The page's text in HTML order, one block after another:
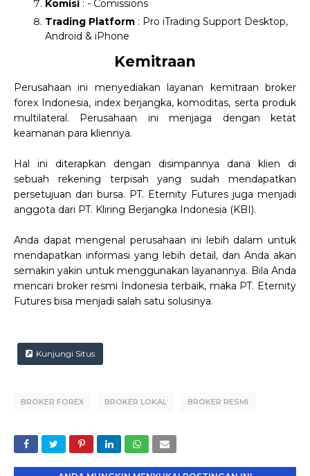
Komisi : - Comissions
Trading Platform : Pro iTrading Support Desktop,
Android & iPhone
Kemitraan
Perusahaan ini menyediakan layanan kemitraan broker
forex Indonesia, index berjangka, komoditas, serta produk
multilateral. Perusahaan ini menjaga dengan ketat
keamanan para kliennya.
Hal ini diterapkan dengan disimpannya dana klien di
sebuah rekening terpisah yang sudah mendapatkan
persetujuan dari bursa. PT. Eternity Futures juga menjadi
anggota dari PT. Kliring Berjangka Indonesia (KBI).
Anda dapat mengenal perusahaan ini lebih dalam untuk
mendapatkan informasi yang lebih detail, dan Anda akan
semakin yakin untuk menggunakan layanannya. Bila Anda
mencari broker resmi Indonesia terbaik, maka PT. Eternity
Futures bisa menjadi salah satu solusinya.
Kunjungi Situs
BROKER FOREX BROKER LOKAL BROKER RESMI